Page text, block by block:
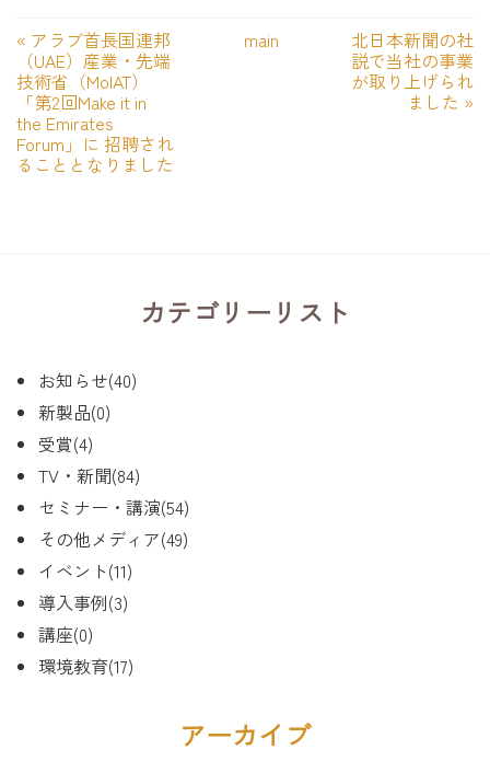
« アラブ首長国連邦
（UAE）産業・先端
技術省（MoIAT）
「第2回Make it in
the Emirates
Forum」に 招聘され
ることとなりました
main 北日本新聞の社
説で当社の事業
が取り上げられ
ました »
カテゴリーリスト
お知らせ(40)
新製品(0)
受賞(4)
TV・新聞(84)
セミナー・講演(54)
その他メディア(49)
イベント(11)
導入事例(3)
講座(0)
環境教育(17)
アーカイブ